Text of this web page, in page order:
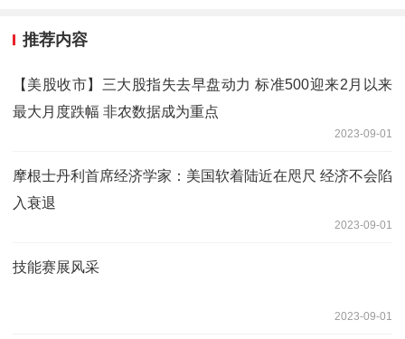
推荐内容
【美股收市】三大股指失去早盘动力 标准500迎来2月以来
最大月度跌幅 非农数据成为重点
2023-09-01
摩根士丹利首席经济学家：美国软着陆近在咫尺 经济不会陷
入衰退
2023-09-01
技能赛展风采
2023-09-01